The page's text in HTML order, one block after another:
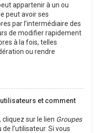
appartenir à un ou
peut avoir ses
par l’intermédiaire des
de modifier rapidement
à la fois, telles
ou rendre
et comment
cliquez sur le lien Groupes
l’utilisateur. Si vous